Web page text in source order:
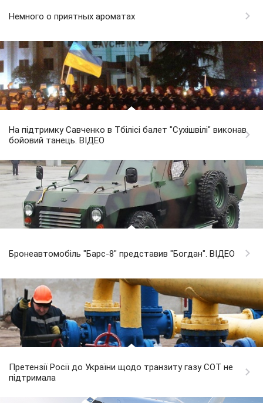
Немного о приятных ароматах
На підтримку Савченко в Тбілісі балет "Сухішвілі" виконав
бойовий танець. ВІДЕО
Бронеавтомобіль "Барс-8" представив "Богдан". ВІДЕО
Претензії Росії до України щодо транзиту газу СОТ не
підтримала